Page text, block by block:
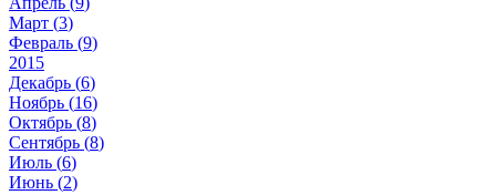
Март (3)
Февраль (9)
2015
Декабрь (6)
Ноябрь (16)
Октябрь (8)
Сентябрь (8)
Июль (6)
Июнь (2)